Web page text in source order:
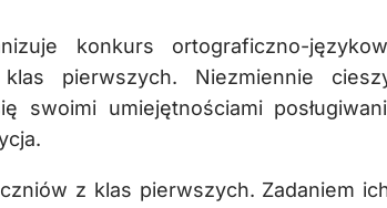
konkurs ortograficzno-
pierwszych. Niezmiennie
swoimi umiejętnościami
z klas pierwszych. Zadaniem